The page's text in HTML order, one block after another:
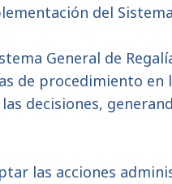
del Sistema
General de
de procedimiento en
decisiones,
las acciones